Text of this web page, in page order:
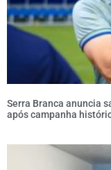
Serra Branca anuncia
após campanha